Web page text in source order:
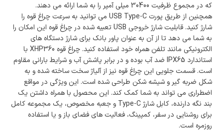
که در مجموع ظرفیت 30400 میلی آمپر را به شما ارائه می دهند.
همچنین از طریق پورت USB Type-C می توانید به سرعت چراغ قوه را
شارژ کنید. قابلیت شارژ خروجی USB تعبیه شده در چراغ قوه این امکان را
به شما می دهد تا از آن به عنوان پاور بانک برای شارژ دستگاه های
الکترونیکی مانند تلفن همراه خود استفاده کنید. چراغ قوه XHP360 با
استاندارد IPX65 ضد آب بوده و در برابر پاشش آب و شرایط بارانی مقاوم
است. قسمت جلویی این چراغ قوه نیز از آلیاژ سخت ساخته شده و به
شکل ضربه گیر و شیشه شکن طراحی شده است. این ویژگی در مواقع
اضطراری می تواند به شما کمک کند. این محصول با همراه داشتن یک
بند نگه دارنده، کابل شارژ Type-C و جعبه مخصوص، یک مجموعه کامل
برای روشنایی در سفر، کمپینگ، فعالیت های فضای باز و یا استفاده
روزمره است.